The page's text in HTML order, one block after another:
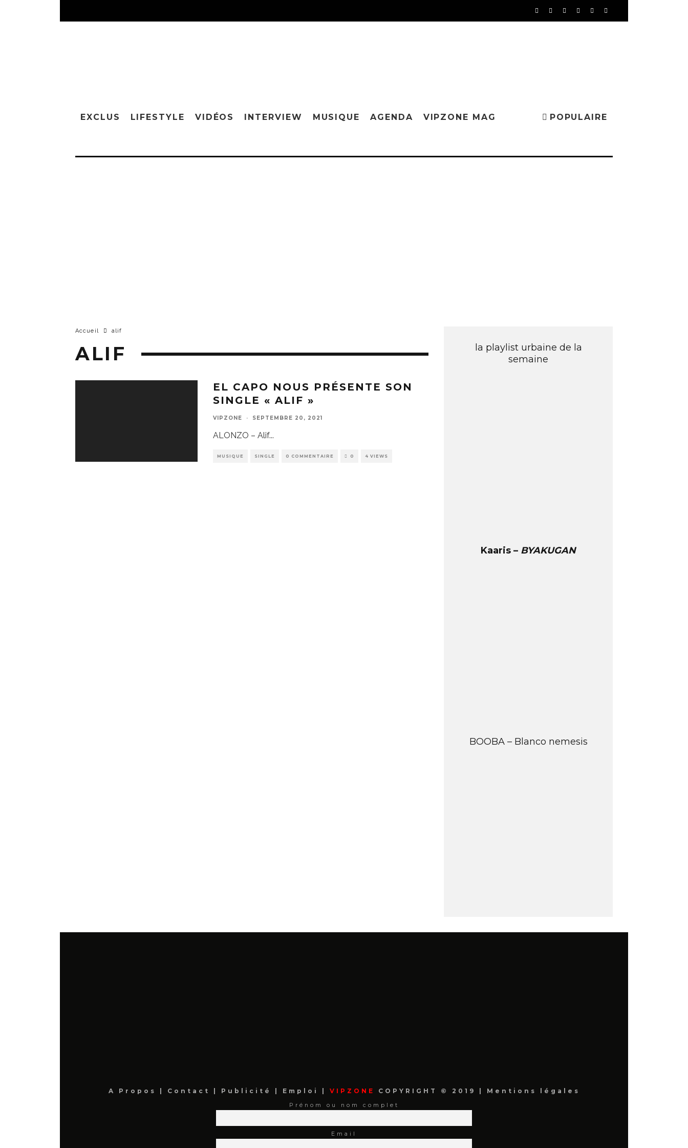
EXCLUS LIFESTYLE VIDÉOS INTERVIEW MUSIQUE AGENDA VIPZONE MAG POPULAIRE
Accueil alif
ALIF
EL CAPO NOUS PRÉSENTE SON
SINGLE « ALIF »
VIPZONE · SEPTEMBRE 20, 2021
ALONZO – Alif...
MUSIQUE SINGLE 0 COMMENTAIRE 0 4 VIEWS
la playlist urbaine de la
semaine
Kaaris – BYAKUGAN
BOOBA – Blanco nemesis
A Propos Contact Publicité Emploi VIPZONE COPYRIGHT © 2019 | Mentions légales
Prénom ou nom complet
Email